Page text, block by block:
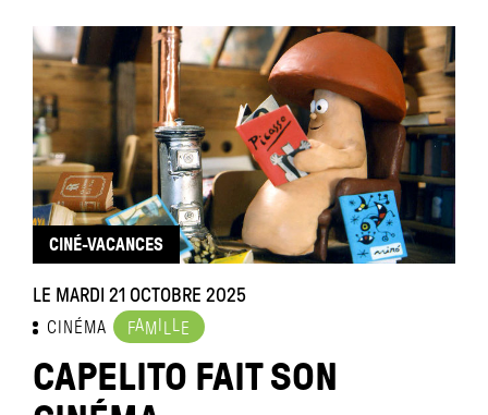
CINÉ-VACANCES
LE MARDI 21 OCTOBRE 2025
CINÉMA FAM E
CAPELITO FAIT SON